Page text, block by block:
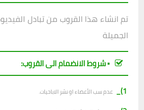
تم انشاء هذا القروب من تبادل
الجميلة
▪︎ شروط الانضمام الى القروب:
1)_
عدم سب الأعضاء او نشر الاباحيات.